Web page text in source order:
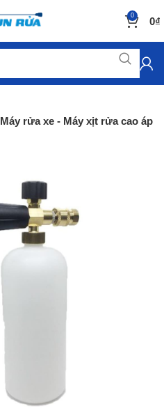
0 0₫
Máy rửa xe - Máy xịt rửa cao áp